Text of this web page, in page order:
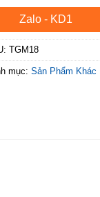
Zalo - KD1
TGM18
mục: Sản Phẩm Khác